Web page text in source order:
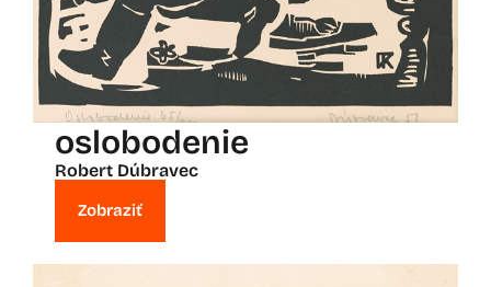
oslobodenie
Robert Dúbravec
Zobraziť